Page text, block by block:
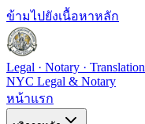
ข้ามไปยังเนื้อหาหลัก
Legal · Notary · Translation
NYC Legal & Notary
หน้าแรก